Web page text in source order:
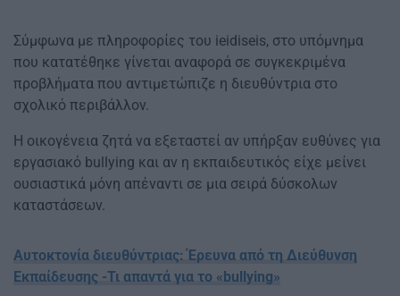
Σύμφωνα με πληροφορίες του ieidiseis, στο υπόμνημα
που κατατέθηκε γίνεται αναφορά σε συγκεκριμένα
προβλήματα που αντιμετώπιζε η διευθύντρια στο
σχολικό περιβάλλον.
Η οικογένεια ζητά να εξεταστεί αν υπήρξαν ευθύνες για
εργασιακό bullying και αν η εκπαιδευτικός είχε μείνει
ουσιαστικά μόνη απέναντι σε μια σειρά δύσκολων
καταστάσεων.
Αυτοκτονία διευθύντριας: Έρευνα από τη Διεύθυνση
Εκπαίδευσης -Τι απαντά για το «bullying»